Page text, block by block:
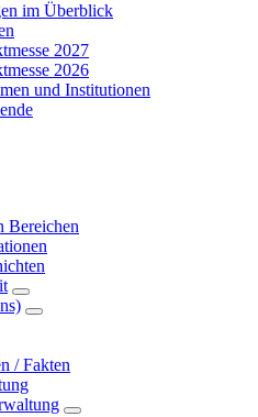
im Überblick
2027
2026
und Institutionen
Bereichen
/ Fakten